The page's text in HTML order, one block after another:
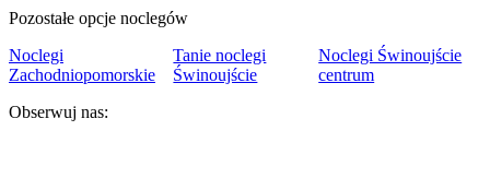
Pozostałe opcje noclegów
Noclegi
Zachodniopomorskie
Tanie noclegi
Świnoujście
Noclegi Świnoujście
centrum
Obserwuj nas: